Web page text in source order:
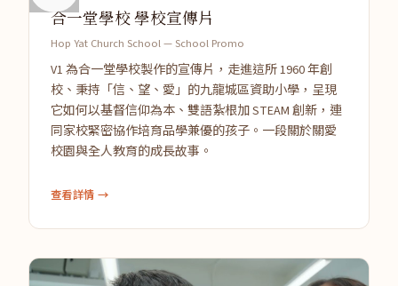
合一堂學校 學校宣傳片
Hop Yat Church School — School Promo
V1 為合一堂學校製作的宣傳片，走進這所 1960 年創
校、秉持「信、望、愛」的九龍城區資助小學，呈現
它如何以基督信仰為本、雙語紮根加 STEAM 創新，連
同家校緊密協作培育品學兼優的孩子。一段關於關愛
校園與全人教育的成長故事。
查看詳情 →